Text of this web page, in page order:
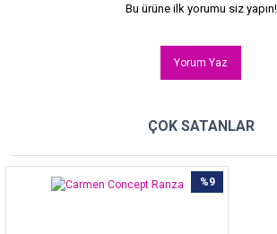
Bu ürüne ilk yorumu siz yapın!
Yorum Yaz
ÇOK SATANLAR
%9